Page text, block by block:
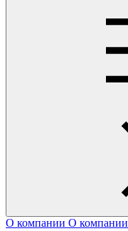
О компании О компании